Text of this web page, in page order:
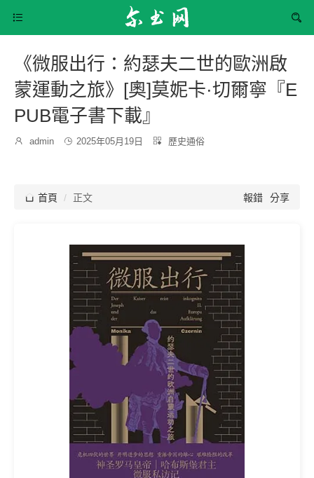


《微服出行：約瑟夫二世的歐洲啟
蒙運動之旅》[奧]莫妮卡·切爾寧『E
PUB電子書下載』

博
admin  發
2025年05月19日 
分
歷史通俗
 首頁 正文 報錯 分享